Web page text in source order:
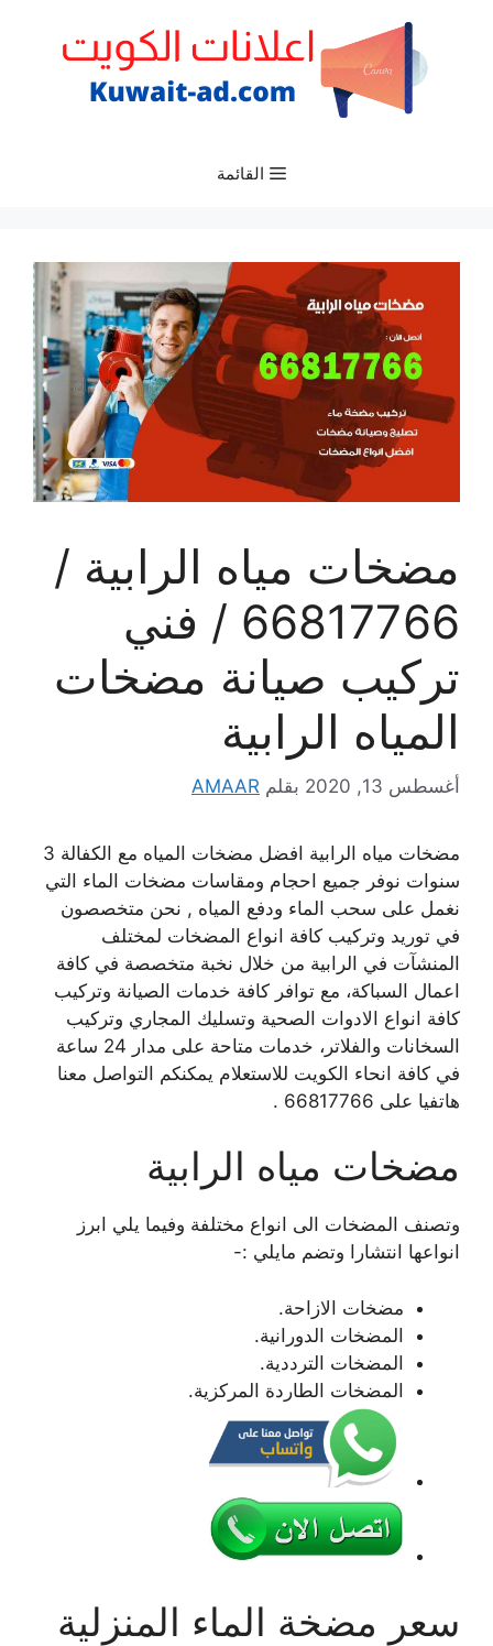
القائمة
مضخات مياه الرابية /
66817766 / فني
تركيب صيانة مضخات
المياه الرابية
أغسطس 13, 2020 بقلم AMAAR
مضخات مياه الرابية افضل مضخات المياه مع الكفالة 3
سنوات نوفر جميع احجام ومقاسات مضخات الماء التي
نغمل على سحب الماء ودفع المياه , نحن متخصصون
في توريد وتركيب كافة انواع المضخات لمختلف
المنشآت في الرابية من خلال نخبة متخصصة في كافة
اعمال السباكة، مع توافر كافة خدمات الصيانة وتركيب
كافة انواع الادوات الصحية وتسليك المجاري وتركيب
السخانات والفلاتر، خدمات متاحة على مدار 24 ساعة
في كافة انحاء الكويت للاستعلام يمكنكم التواصل معنا
هاتفيا على 66817766 .
مضخات مياه الرابية
وتصنف المضخات الى انواع مختلفة وفيما يلي ابرز
انواعها انتشارا وتضم مايلي :-
مضخات الازاحة.
المضخات الدورانية.
المضخات الترددية.
المضخات الطاردة المركزية.
سعر مضخة الماء المنزلية